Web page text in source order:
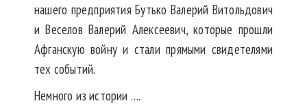
нашего предприятия Бутько Валерий Витольдович
и Веселов Валерий Алексеевич, которые прошли
Афганскую войну и стали прямыми свидетелями
тех событий.
Немного из истории ….